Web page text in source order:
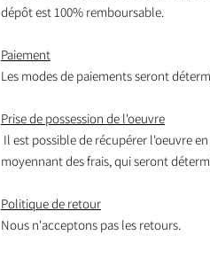
dépôt est 100% remboursable.
Paiement
Les modes de paiements seront
Prise de possession de l'oeuvre
Il est possible de récupérer l'oeuvre
moyennant des frais, qui seront
Politique de retour
Nous n'acceptons pas les retours.